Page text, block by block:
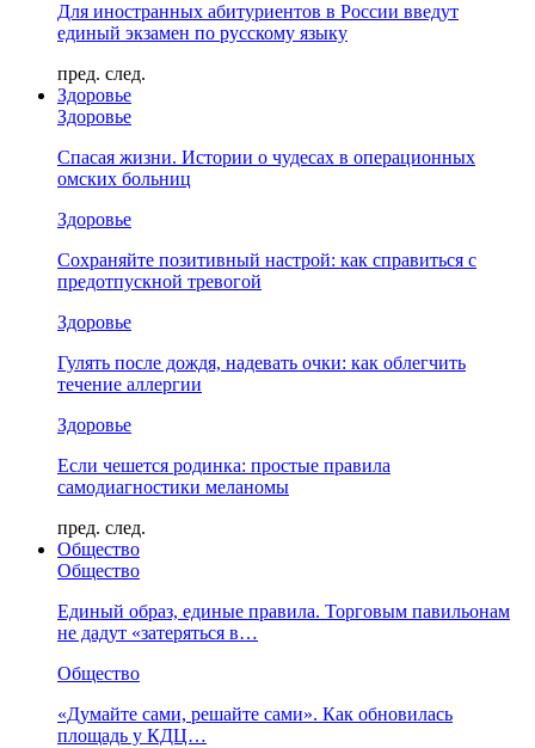
Для иностранных абитуриентов в России введут
единый экзамен по русскому языку
пред. след.
Здоровье
Здоровье
Спасая жизни. Истории о чудесах в операционных
омских больниц
Здоровье
Сохраняйте позитивный настрой: как справиться с
предотпускной тревогой
Здоровье
Гулять после дождя, надевать очки: как облегчить
течение аллергии
Здоровье
Если чешется родинка: простые правила
самодиагностики меланомы
пред. след.
Общество
Общество
Единый образ, единые правила. Торговым павильонам
не дадут «затеряться в…
Общество
«Думайте сами, решайте сами». Как обновилась
площадь у КДЦ…